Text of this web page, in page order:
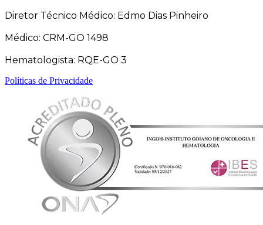
Diretor Técnico Médico: Edmo Dias Pinheiro
Médico: CRM-GO 1498
Hematologista: RQE-GO 3
Políticas de Privacidade